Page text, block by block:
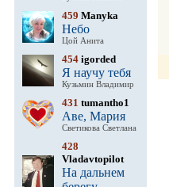
459 Manyka
Небо
Цой Анита
454 igorded
Я научу тебя
Кузьмин Владимир
431 tumantho1
Аве, Мария
Светикова Светлана
428
Vladavtopilot
На дальнем